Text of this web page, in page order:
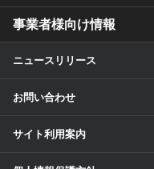
事業者様向け情報
ニュースリリース
お問い合わせ
サイト利用案内